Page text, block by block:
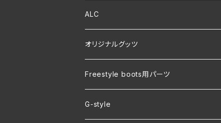
ALC
オリジナルグッツ
裏地付き オリジナルコーチジャケット
ver.2 毛玉が出来にくい・裏起毛 オリジナル
Freestyle boots用パーツ
G-style